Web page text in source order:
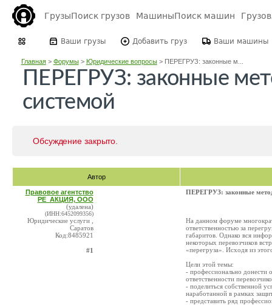
ГрузыПоиск грузов МашиныПоиск машин
Ваши грузы Добавить груз Ваши машины
Главная> Форумы> Юридические вопросы> ПЕРЕГРУЗ: законные м...
ПЕРЕГРУЗ: законные
системой
Обсуждение закрыто.
Автор
Правовое агентство
РЕ_АКЦИЯ, ООО
(удалена)
(ИНН:6452099356)
Юридические услуги ,
Саратов
Код:8485921
#1
ПЕРЕГРУЗ: законные
На данном форуме
ответственностью за
габаритов. Однако вся
некоторых перевозчиков
«перегруза». Исходя из
Цели этой темы:
- профессионально донести
ответственности
- поделиться собственной
наработанной в рамках
- представить ряд